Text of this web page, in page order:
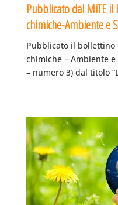
Pubblicato dal MiTE
chimiche-Ambiente e
Pubblicato il bollettino
chimiche – Ambiente e
– numero 3) dal titolo